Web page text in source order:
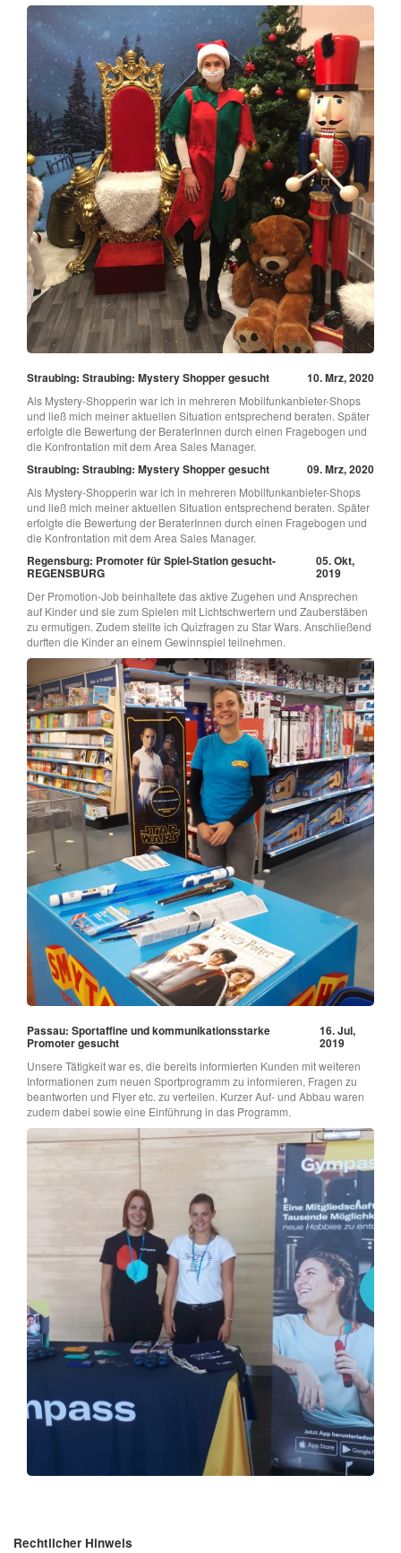
Straubing: Straubing: Mystery Shopper gesucht 10. Mrz, 2020
Als Mystery-Shopperin war ich in mehreren Mobilfunkanbieter-Shops
und ließ mich meiner aktuellen Situation entsprechend beraten. Später
erfolgte die Bewertung der BeraterInnen durch einen Fragebogen und
die Konfrontation mit dem Area Sales Manager.
Straubing: Straubing: Mystery Shopper gesucht 09. Mrz, 2020
Als Mystery-Shopperin war ich in mehreren Mobilfunkanbieter-Shops
und ließ mich meiner aktuellen Situation entsprechend beraten. Später
erfolgte die Bewertung der BeraterInnen durch einen Fragebogen und
die Konfrontation mit dem Area Sales Manager.
Regensburg: Promoter für Spiel-Station gesucht-
REGENSBURG
05. Okt,
2019
Der Promotion-Job beinhaltete das aktive Zugehen und Ansprechen
auf Kinder und sie zum Spielen mit Lichtschwertern und Zauberstäben
zu ermutigen. Zudem stellte ich Quizfragen zu Star Wars. Anschließend
durften die Kinder an einem Gewinnspiel teilnehmen.
Passau: Sportaffine und kommunikationsstarke
Promoter gesucht
16. Jul,
2019
Unsere Tätigkeit war es, die bereits informierten Kunden mit weiteren
Informationen zum neuen Sportprogramm zu informieren, Fragen zu
beantworten und Flyer etc. zu verteilen. Kurzer Auf- und Abbau waren
zudem dabei sowie eine Einführung in das Programm.
Rechtlicher Hinweis